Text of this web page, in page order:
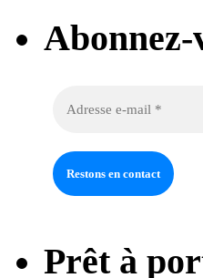
Prêt à